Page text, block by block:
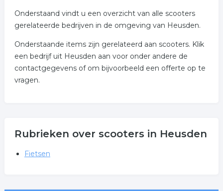
Onderstaand vindt u een overzicht van alle scooters
gerelateerde bedrijven in de omgeving van Heusden.
Onderstaande items zijn gerelateerd aan scooters. Klik
een bedrijf uit Heusden aan voor onder andere de
contactgegevens of om bijvoorbeeld een offerte op te
vragen.
Rubrieken over scooters in Heusden
Fietsen